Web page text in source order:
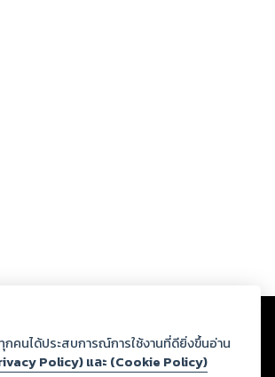
ปโหลดผ่านเว็บไซต์และปรากฏว่าละเมิดสิทธิใน
คคลอื่นหรือขัดต่อกฎหมายและศีลธรรม ดังนั้น ผู้อ่าน
ณในการกลั่นกรองด้วยตนเอง และหากท่านพบว่าส่วน
กคนได้ประสบการณ์การใช้งานที่ดียิ่งขึ้นอ่าน
Policy) และ (Cookie Policy)